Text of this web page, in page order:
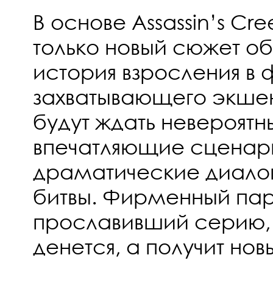
В основе Assassin’s
только новый сюжет
история взросления
захватывающего
будут ждать
впечатляющие
драматические
битвы. Фирменный
прославивший серию,
денется, а получит